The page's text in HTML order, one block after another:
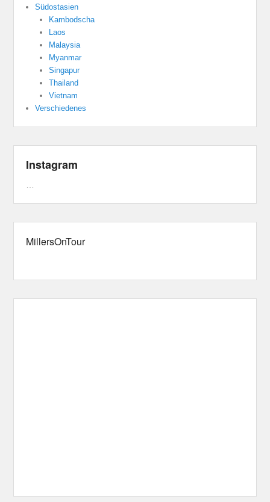
Südostasien
Kambodscha
Laos
Malaysia
Myanmar
Singapur
Thailand
Vietnam
Verschiedenes
Instagram
MillersOnTour